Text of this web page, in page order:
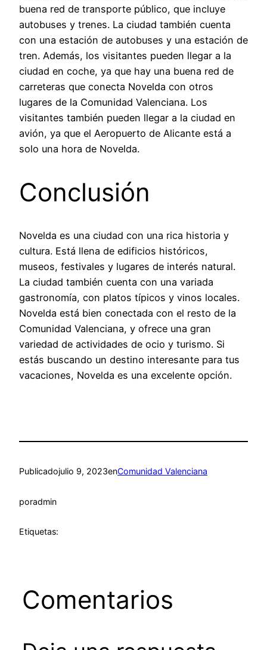
buena red de transporte público, que incluye
autobuses y trenes. La ciudad también cuenta
con una estación de autobuses y una estación de
tren. Además, los visitantes pueden llegar a la
ciudad en coche, ya que hay una buena red de
carreteras que conecta Novelda con otros
lugares de la Comunidad Valenciana. Los
visitantes también pueden llegar a la ciudad en
avión, ya que el Aeropuerto de Alicante está a
solo una hora de Novelda.
Conclusión
Novelda es una ciudad con una rica historia y
cultura. Está llena de edificios históricos,
museos, festivales y lugares de interés natural.
La ciudad también cuenta con una variada
gastronomía, con platos típicos y vinos locales.
Novelda está bien conectada con el resto de la
Comunidad Valenciana, y ofrece una gran
variedad de actividades de ocio y turismo. Si
estás buscando un destino interesante para tus
vacaciones, Novelda es una excelente opción.
Publicadojulio 9, 2023enComunidad Valenciana
poradmin
Etiquetas:
Comentarios